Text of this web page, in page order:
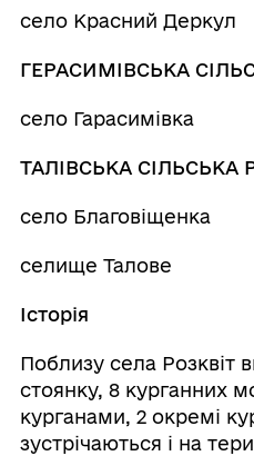
село Красний Деркул
ГЕРАСИМІВСЬКА
село Гарасимівка
ТАЛІВСЬКА СІЛЬСЬКА
село Благовіщенка
селище Талове
Історія
Поблизу села Розквіт
стоянку, 8 курганних
курганами, 2 окремі
зустрічаються і на